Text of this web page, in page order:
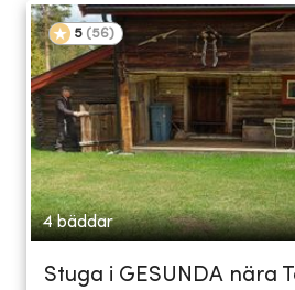
5 (56)
4 bäddar
Stuga i GESUNDA nära